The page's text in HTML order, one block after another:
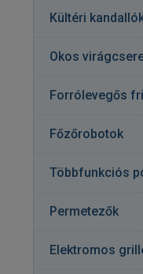
Kültéri
Okos
Forrólevegős
Főzőrobotok
Többfunkciós
Permetezők
Elektromos